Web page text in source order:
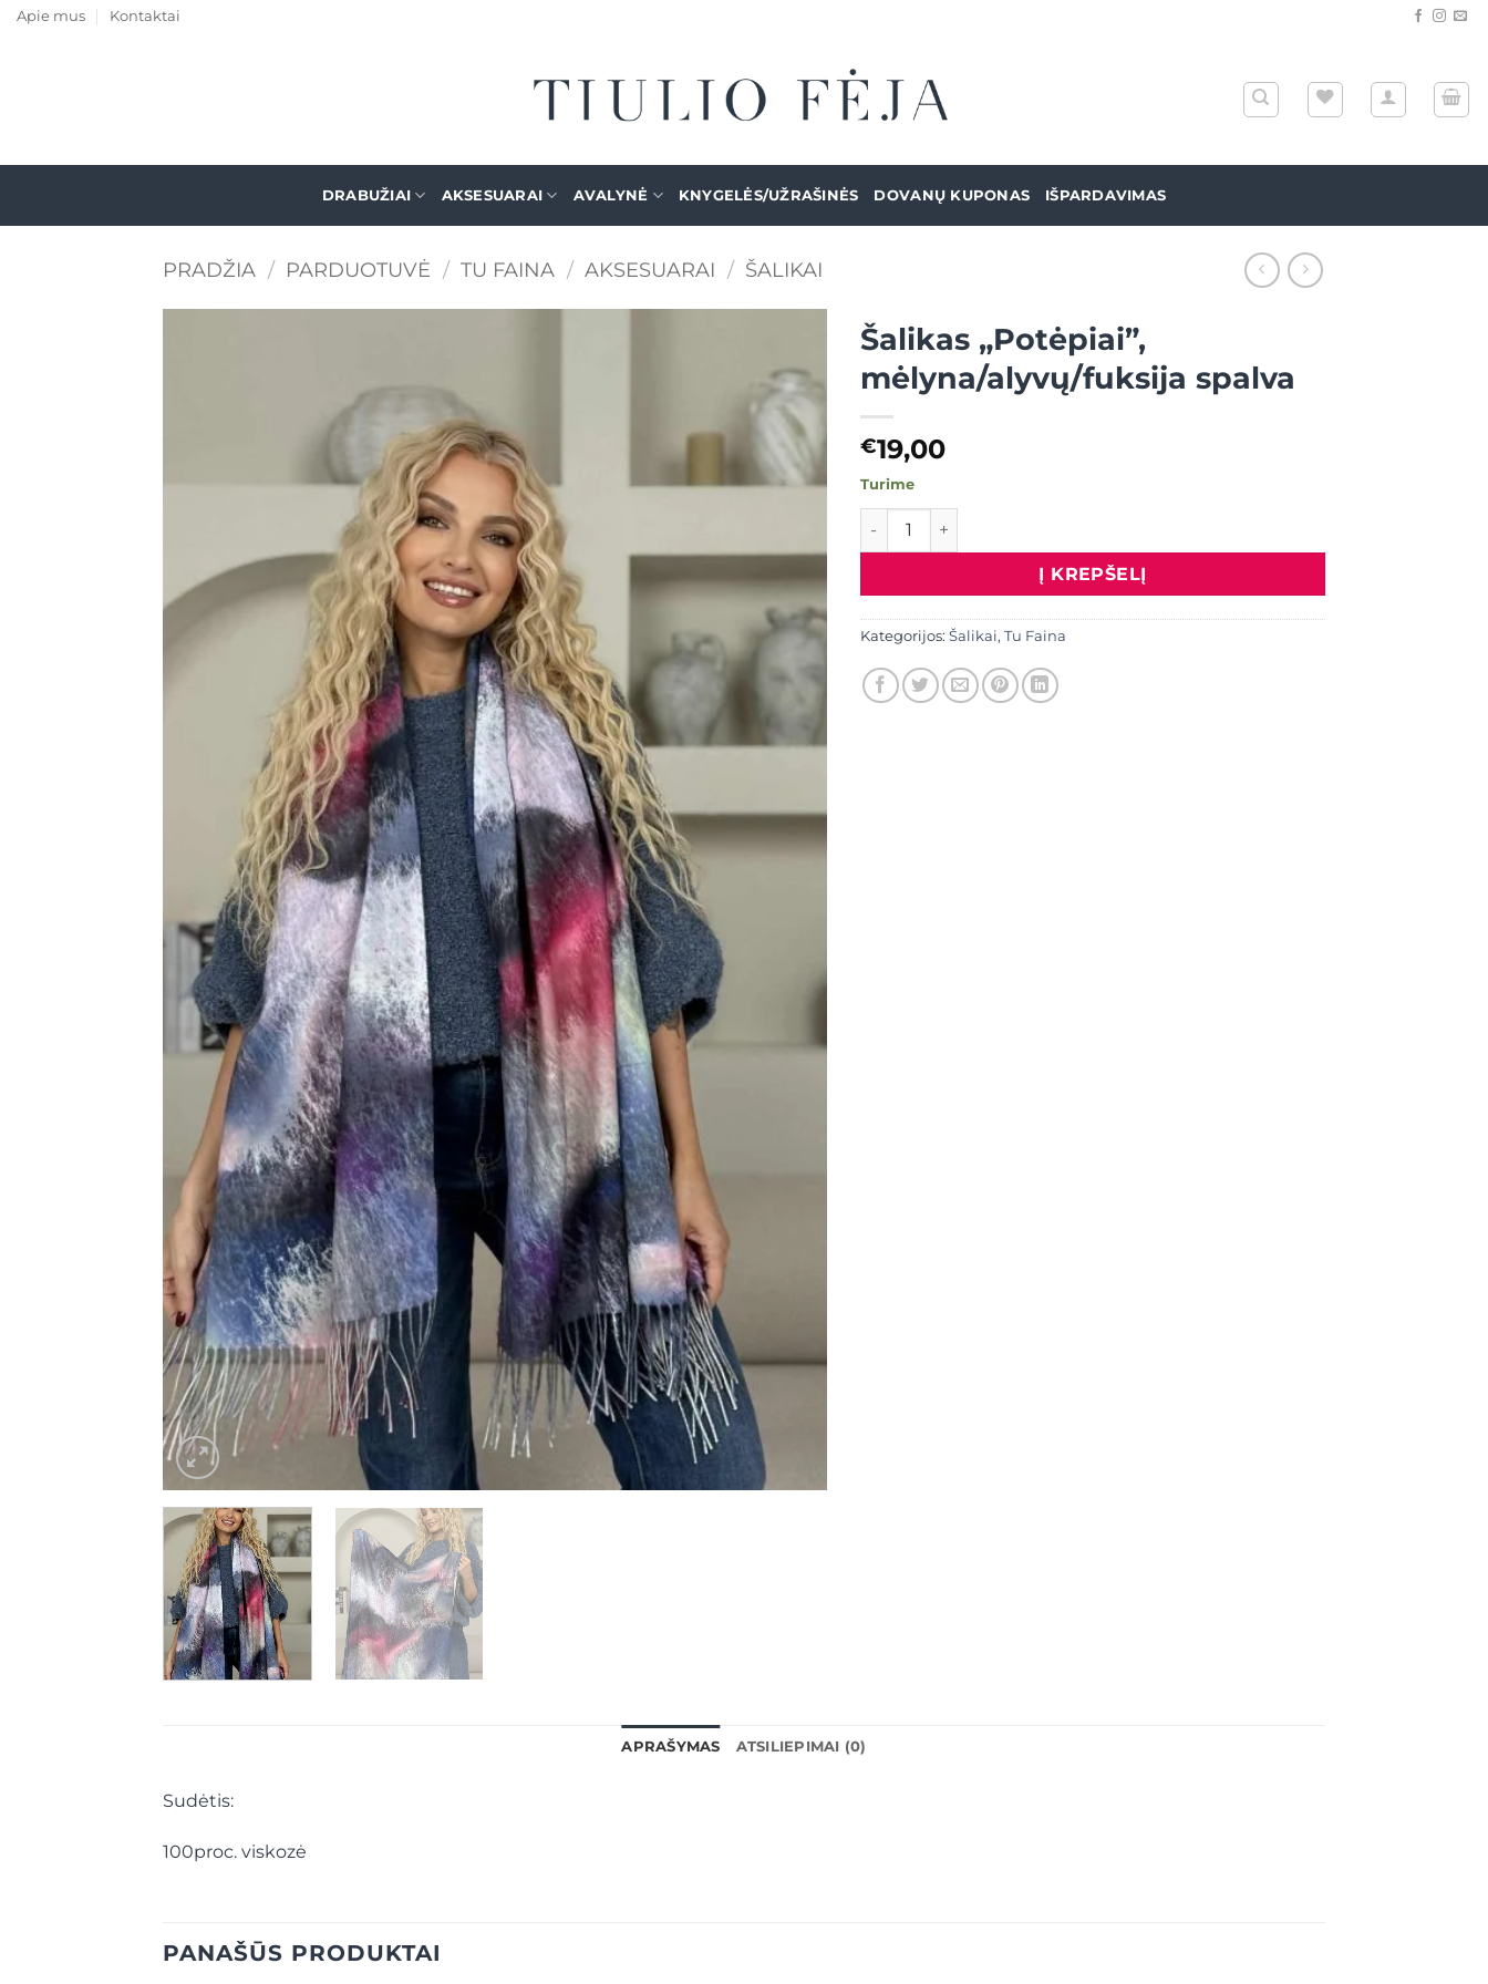
SkipApie mus Kontaktai
DRABUŽIAI AKSESUARAI AVALYNĖ KNYGELĖS/UŽRAŠINĖS DOVANŲ KUPONAS IŠPARDAVIMAS
PRADŽIA / PARDUOTUVĖ / TU FAINA / AKSESUARAI / ŠALIKAI
Mėgstamiausias
Šalikas „Potėpiai”,
mėlyna/alyvų/fuksija spalva
€19,00
Turime
produkto kiekis: Šalikas "Potėpiai", mėlyna/alyvų/fuksija spalva
Į KREPŠELĮ
Kategorijos: Šalikai, Tu Faina
APRAŠYMAS ATSILIEPIMAI (0)
Sudėtis:
100proc. viskozė
PANAŠŪS PRODUKTAI